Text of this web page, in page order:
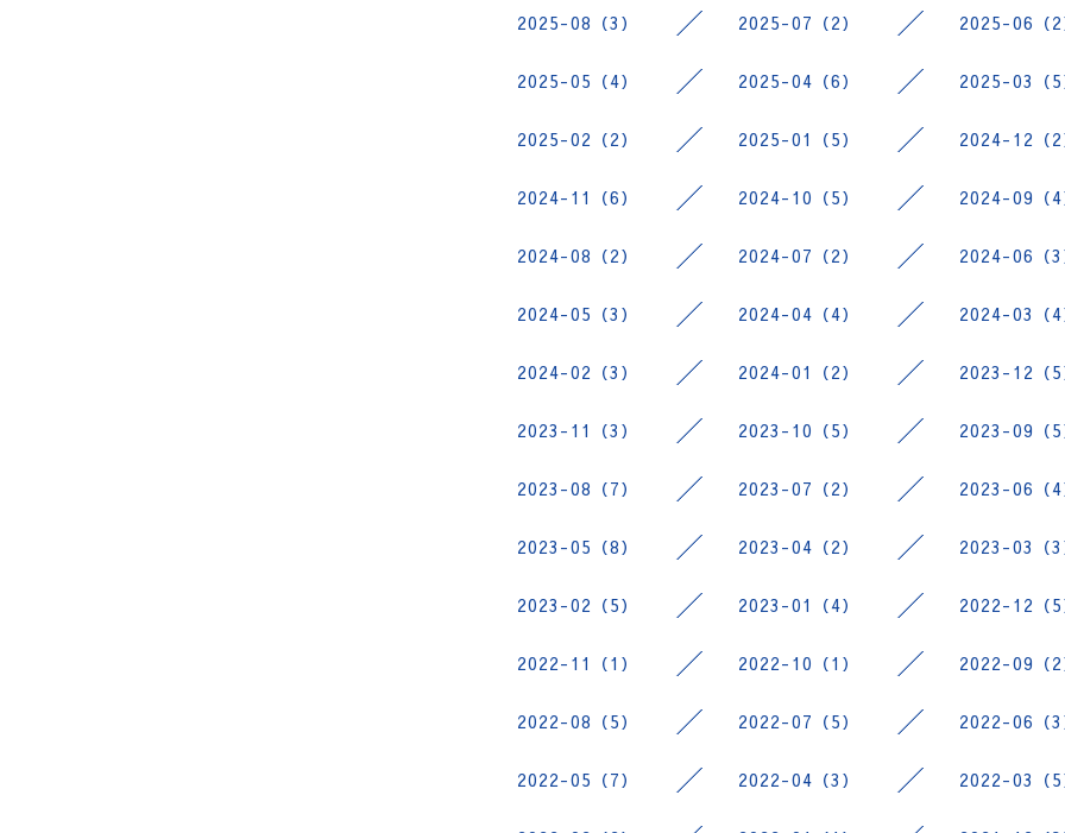
2025-08（3） 2025-07（2） 2025-06（2
2025-05（4） 2025-04（6） 2025-03（5
2025-02（2） 2025-01（5） 2024-12（2
2024-11（6） 2024-10（5） 2024-09（4
2024-08（2） 2024-07（2） 2024-06（3
2024-05（3） 2024-04（4） 2024-03（4
2024-02（3） 2024-01（2） 2023-12（5
2023-11（3） 2023-10（5） 2023-09（5
2023-08（7） 2023-07（2） 2023-06（4
2023-05（8） 2023-04（2） 2023-03（3
2023-02（5） 2023-01（4） 2022-12（5
2022-11（1） 2022-10（1） 2022-09（2
2022-08（5） 2022-07（5） 2022-06（3
2022-05（7） 2022-04（3） 2022-03（5